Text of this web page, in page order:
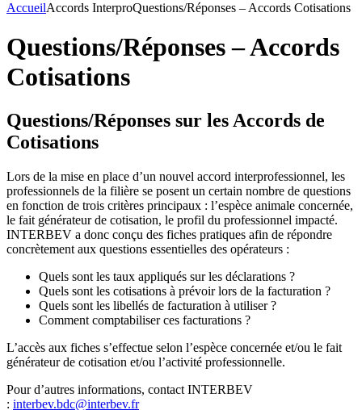
AccueilAccords InterproQuestions/Réponses – Accords Cotisations
Questions/Réponses – Accords
Cotisations
Questions/Réponses sur les Accords de
Cotisations
Lors de la mise en place d’un nouvel accord interprofessionnel, les
professionnels de la filière se posent un certain nombre de questions
en fonction de trois critères principaux : l’espèce animale concernée,
le fait générateur de cotisation, le profil du professionnel impacté.
INTERBEV a donc conçu des fiches pratiques afin de répondre
concrètement aux questions essentielles des opérateurs :
Quels sont les taux appliqués sur les déclarations ?
Quels sont les cotisations à prévoir lors de la facturation ?
Quels sont les libellés de facturation à utiliser ?
Comment comptabiliser ces facturations ?
L’accès aux fiches s’effectue selon l’espèce concernée et/ou le fait
générateur de cotisation et/ou l’activité professionnelle.
Pour d’autres informations, contact INTERBEV
: interbev.bdc@interbev.fr